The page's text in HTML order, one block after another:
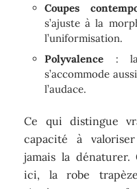
Coupes
s’ajuste à la
l’uniformisation.
Polyvalence : la
s’accommode
l’audace.
Ce qui distingue
capacité à valoriser
jamais la dénaturer.
ici, la robe